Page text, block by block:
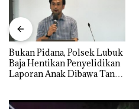
Bukan Pidana, Polsek Lubuk
Baja Hentikan Penyelidikan
Laporan Anak Dibawa Tanpa